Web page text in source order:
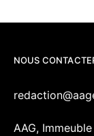
NOUS
AAG,